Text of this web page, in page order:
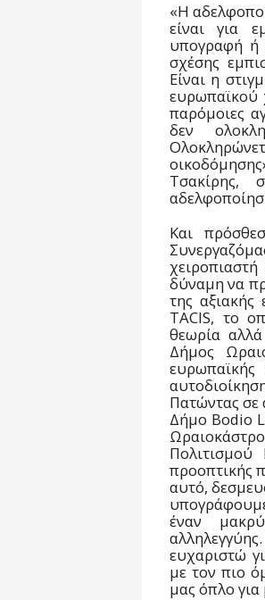
«Η
είναι για
υπογραφή ή
σχέσης
Είναι η
ευρωπαϊκού
παρόμοιες
δεν
Τσακίρης,
Και
δύναμη να
της
TACIS, το
θεωρία
Δήμος
Πατώντας σε
Δήμο Bodio
Πολιτισμού
προοπτικής
αυτό,
έναν
ευχαριστώ
με τον πιο
μας όπλο για